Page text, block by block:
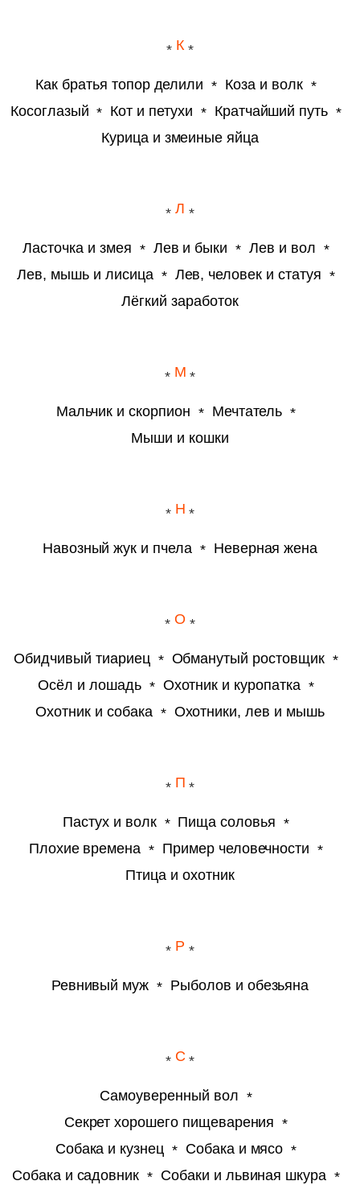
К
Как братья топор делили
Коза и волк
Косоглазый
Кот и петухи
Кратчайший путь
Курица и змеиные яйца
Л
Ласточка и змея Лев и быки
Лев и вол
Лев, мышь и лисица
Лев, человек и статуя
Лёгкий заработок
М
Мальчик и скорпион
Мечтатель
Мыши и кошки
Н
Навозный жук и пчела Неверная жена
О
Обидчивый тиариец
Обманутый ростовщик
Осёл и лошадь
Охотник и куропатка
Охотник и собака
Охотники, лев и мышь
П
Пастух и волк
Пища соловья
Плохие времена
Пример человечности
Птица и охотник
Р
Ревнивый муж Рыболов и обезьяна
С
Самоуверенный вол
Секрет хорошего пищеварения
Собака и кузнец
Собака и мясо
Собака и садовник
Собаки и львиная шкура